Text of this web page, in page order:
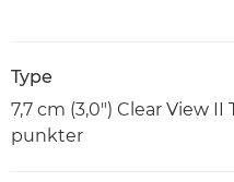
Type
7,7 cm (3,0") Clear View
punkter